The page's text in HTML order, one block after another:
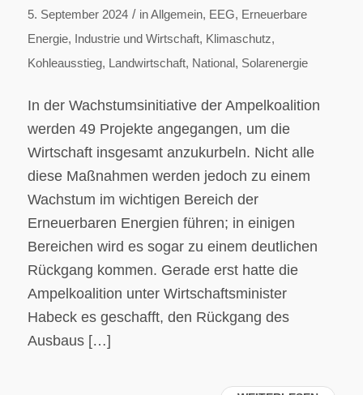
5. September 2024 / inAllgemein, EEG, Erneuerbare
Energie, Industrie und Wirtschaft, Klimaschutz,
Kohleausstieg, Landwirtschaft, National , Solarenergie
In der Wachstumsinitiative der Ampelkoalition
werden 49 Projekte angegangen, um die
Wirtschaft insgesamt anzukurbeln. Nicht alle
diese Maßnahmen werden jedoch zu einem
Wachstum im wichtigen Bereich der
Erneuerbaren Energien führen; in einigen
Bereichen wird es sogar zu einem deutlichen
Rückgang kommen. Gerade erst hatte die
Ampelkoalition unter Wirtschaftsminister
Habeck es geschafft, den Rückgang des
Ausbaus […]